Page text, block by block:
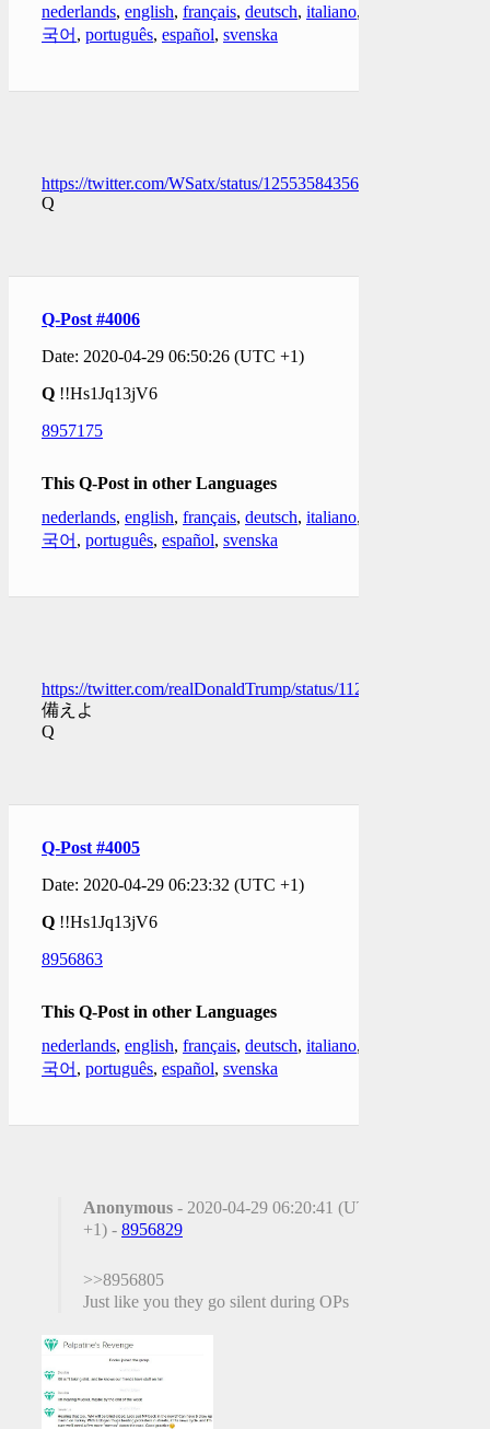
nederlands, english, français, deutsch, italiano,
국어 , português, español, svenska
https://twitter.com/WSatx/status/1255358435652222976
Q
Q-Post #4006
Date: 2020-04-29 06:50:26 (UTC +1)
Q !!Hs1Jq13jV6
8957175
This Q-Post in other Languages
nederlands, english, français, deutsch, italiano,
국어 , português, español, svenska
https://twitter.com/realDonaldTrump/status/
備えよ
Q
Q-Post #4005
Date: 2020-04-29 06:23:32 (UTC +1)
Q !!Hs1Jq13jV6
8956863
This Q-Post in other Languages
nederlands, english, français, deutsch, italiano,
국어 , português, español, svenska
Anonymous - 2020-04-29 06:20:41 (UTC
+1) - 8956829
>>8956805
Just like you they go silent during OPs